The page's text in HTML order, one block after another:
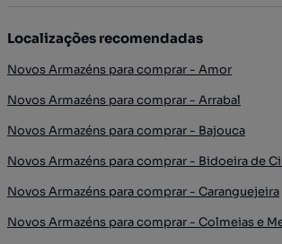
Localizações recomendadas
Novos Armazéns para comprar - Amor
Novos Armazéns para comprar - Arrabal
Novos Armazéns para comprar - Bajouca
Novos Armazéns para comprar - Bidoeira de
Novos Armazéns para comprar - Caranguejeira
Novos Armazéns para comprar - Colmeias e